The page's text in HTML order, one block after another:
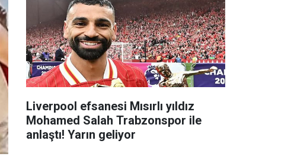
Liverpool efsanesi Mısırlı yıldız
Mohamed Salah Trabzonspor ile
anlaştı! Yarın geliyor